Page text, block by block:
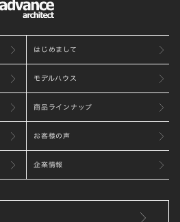
はじめまして
モデルハウス
商品ラインナップ
お客様の声
企業情報